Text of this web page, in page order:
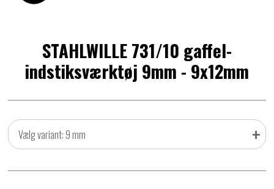
STAHLWILLE 731/10 gaffel-
indstiksværktøj 9mm - 9x12mm
Vælg variant: 9 mm +